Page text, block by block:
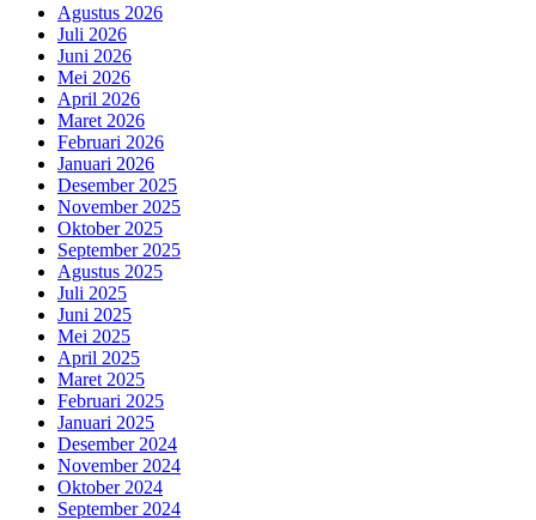
Agustus 2026
Juli 2026
Juni 2026
Mei 2026
April 2026
Maret 2026
Februari 2026
Januari 2026
Desember 2025
November 2025
Oktober 2025
September 2025
Agustus 2025
Juli 2025
Juni 2025
Mei 2025
April 2025
Maret 2025
Februari 2025
Januari 2025
Desember 2024
November 2024
Oktober 2024
September 2024